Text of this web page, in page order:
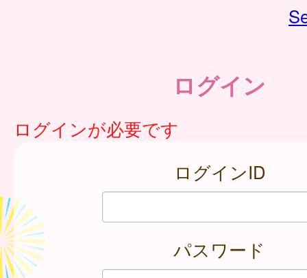
ログイン
ログインが必要です
ログインID
パスワード